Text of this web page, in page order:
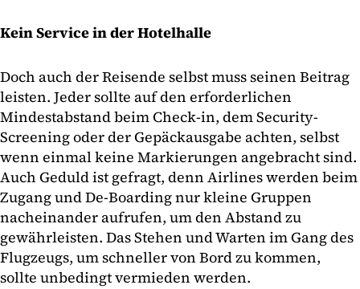
Kein Service in der Hotelhalle
Doch auch der Reisende selbst muss seinen Beitrag
leisten. Jeder sollte auf den erforderlichen
Mindestabstand beim Check-in, dem Security-
Screening oder der Gepäckausgabe achten, selbst
wenn einmal keine Markierungen angebracht sind.
Auch Geduld ist gefragt, denn Airlines werden beim
Zugang und De-Boarding nur kleine Gruppen
nacheinander aufrufen, um den Abstand zu
gewährleisten. Das Stehen und Warten im Gang des
Flugzeugs, um schneller von Bord zu kommen,
sollte unbedingt vermieden werden.